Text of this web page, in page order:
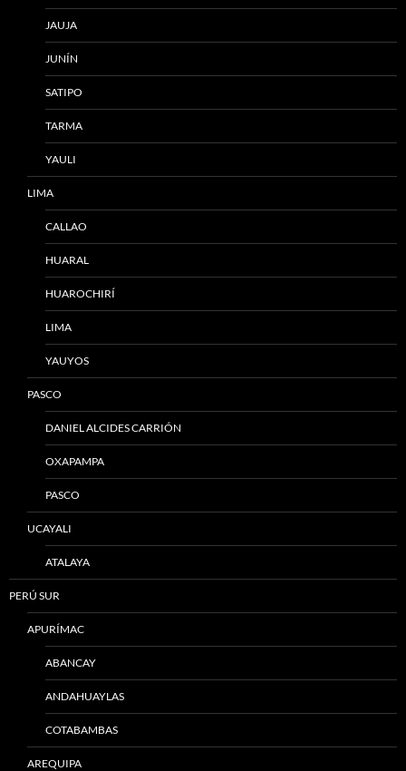
JAUJA
JUNÍN
SATIPO
TARMA
YAULI
LIMA
CALLAO
HUARAL
HUAROCHIRÍ
LIMA
YAUYOS
PASCO
DANIEL ALCIDES CARRIÓN
OXAPAMPA
PASCO
UCAYALI
ATALAYA
PERÚ SUR
APURÍMAC
ABANCAY
ANDAHUAYLAS
COTABAMBAS
AREQUIPA